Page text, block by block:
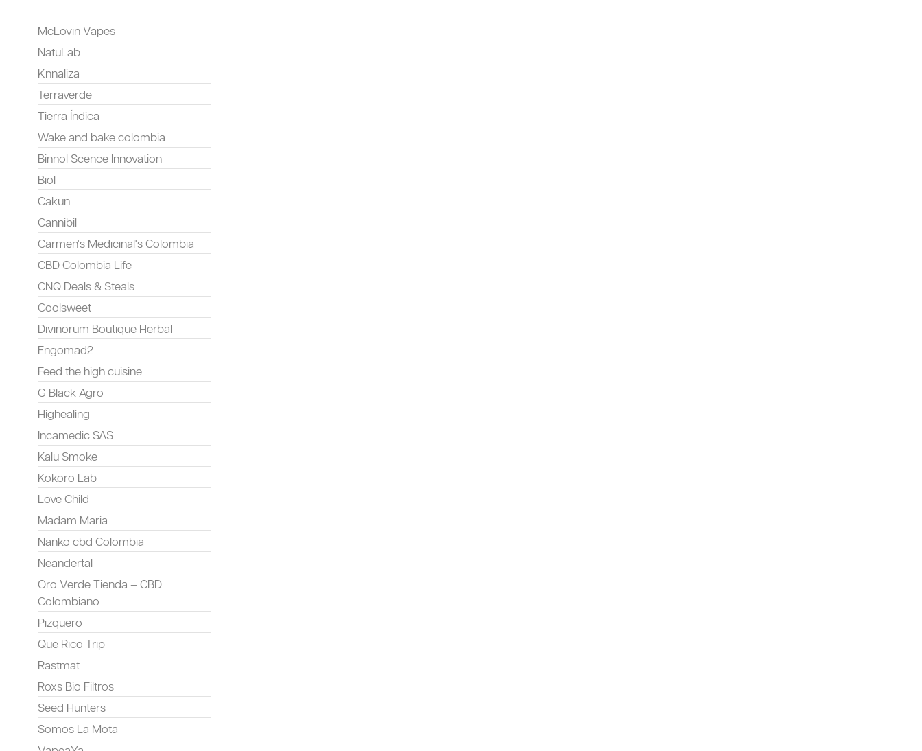
McLovin Vapes
NatuLab
Knnaliza
Terraverde
Tierra Índica
Wake and bake colombia
Binnol Scence Innovation
Biol
Cakun
Cannibil
Carmen's Medicinal's Colombia
CBD Colombia Life
CNQ Deals & Steals
Coolsweet
Divinorum Boutique Herbal
Engomad2
Feed the high cuisine
G Black Agro
Highealing
Incamedic SAS
Kalu Smoke
Kokoro Lab
Love Child
Madam Maria
Nanko cbd Colombia
Neandertal
Oro Verde Tienda – CBD
Colombiano
Pizquero
Que Rico Trip
Rastmat
Roxs Bio Filtros
Seed Hunters
Somos La Mota